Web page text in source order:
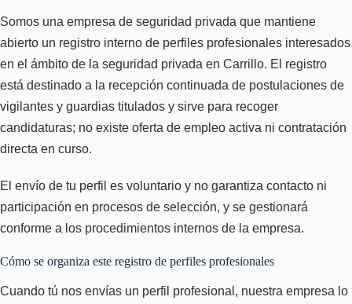
Somos una empresa de seguridad privada que mantiene
abierto un registro interno de perfiles profesionales interesados
en el ámbito de la seguridad privada en Carrillo. El registro
está destinado a la recepción continuada de postulaciones de
vigilantes y guardias titulados y sirve para recoger
candidaturas; no existe oferta de empleo activa ni contratación
directa en curso.
El envío de tu perfil es voluntario y no garantiza contacto ni
participación en procesos de selección, y se gestionará
conforme a los procedimientos internos de la empresa.
Cómo se organiza este registro de perfiles profesionales
Cuando tú nos envías un perfil profesional, nuestra empresa lo